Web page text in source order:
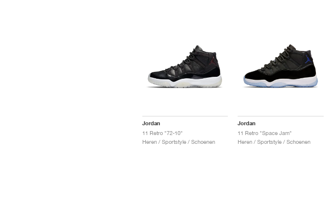
Jordan
11 Retro "72-10"
Heren / Sportstyle / Schoenen
Jordan
11 Retro "Space Jam"
Heren / Sportstyle / Schoenen